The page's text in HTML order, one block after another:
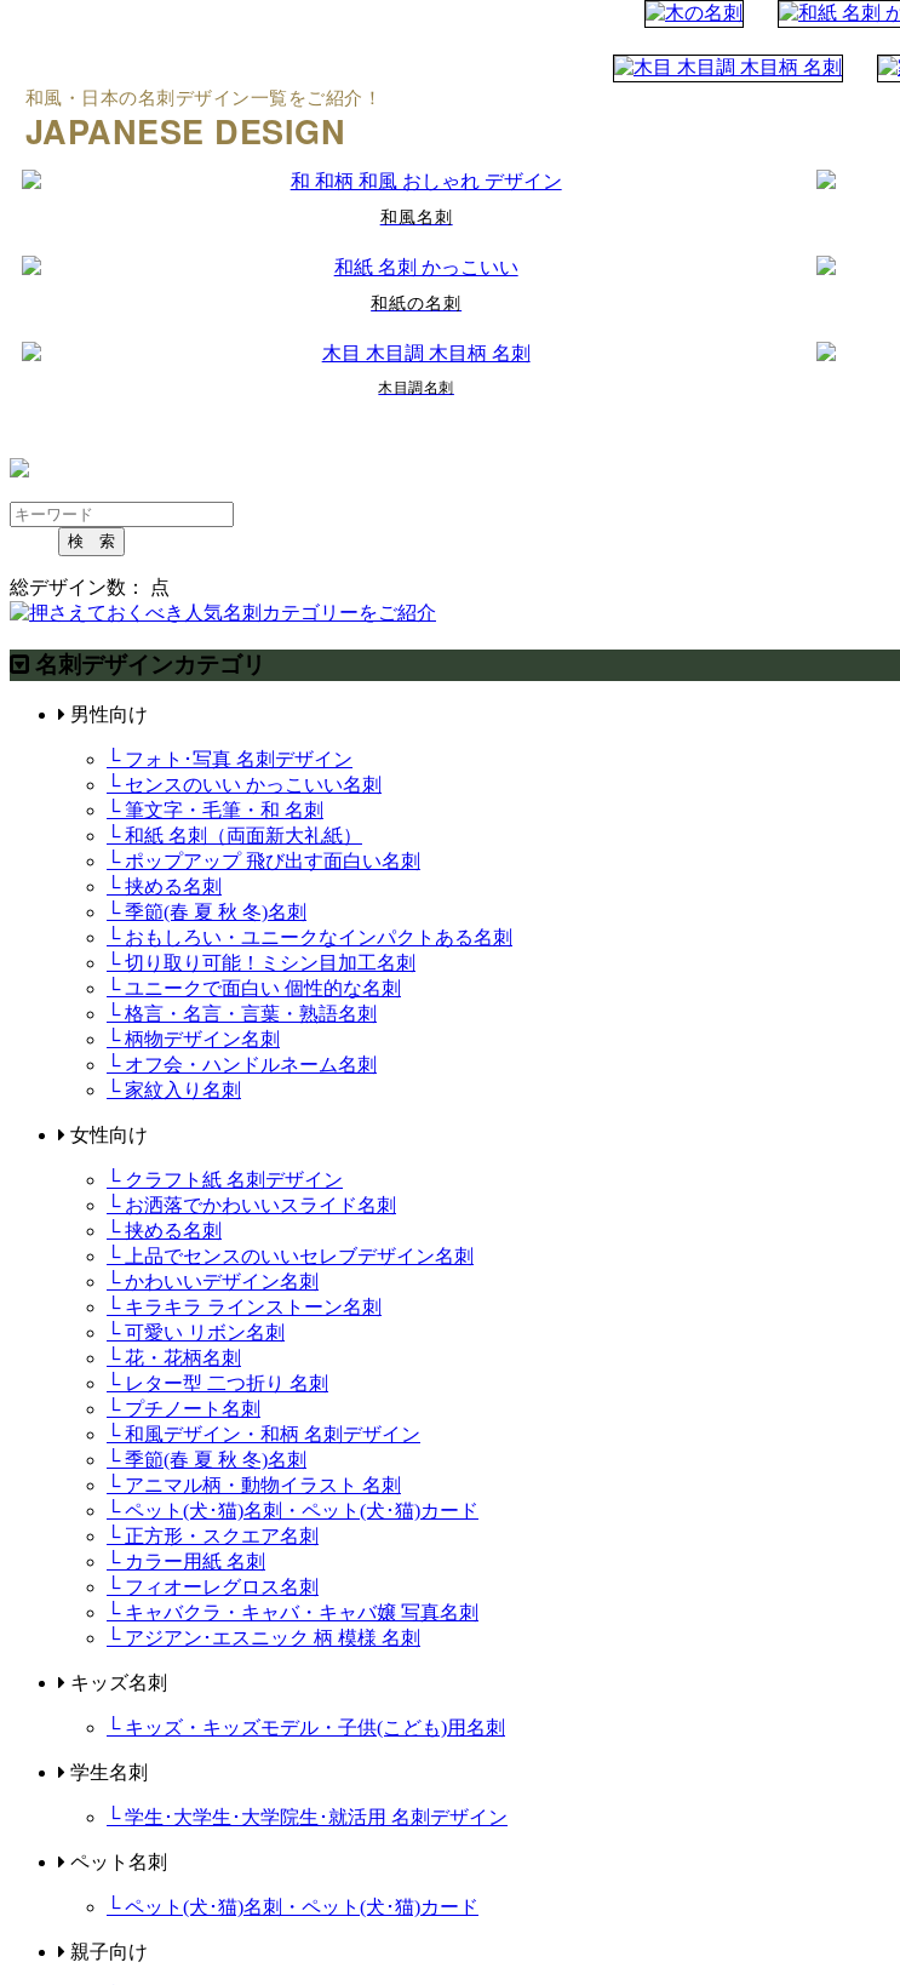
和風・日本の名刺デザイン一覧をご紹介！
JAPANESE DESIGN
和風名刺
和紙の名刺
木目調名刺
検 索
総デザイン数： 点
名刺デザインカテゴリ
男性向け
└ フォト･写真 名刺デザイン
└ センスのいい かっこいい名刺
└ 筆文字・毛筆・和 名刺
└ 和紙 名刺（両面新大礼紙）
└ ポップアップ 飛び出す面白い名刺
└ 挟める名刺
└ 季節(春 夏 秋 冬)名刺
└ おもしろい・ユニークなインパクトある名刺
└ 切り取り可能！ミシン目加工名刺
└ ユニークで面白い 個性的な名刺
└ 格言・名言・言葉・熟語名刺
└ 柄物デザイン名刺
└ オフ会・ハンドルネーム名刺
└ 家紋入り名刺
女性向け
└ クラフト紙 名刺デザイン
└ お洒落でかわいいスライド名刺
└ 挟める名刺
└ 上品でセンスのいいセレブデザイン名刺
└ かわいいデザイン名刺
└ キラキラ ラインストーン名刺
└ 可愛い リボン名刺
└ 花・花柄名刺
└ レター型 二つ折り 名刺
└ プチノート名刺
└ 和風デザイン・和柄 名刺デザイン
└ 季節(春 夏 秋 冬)名刺
└ アニマル柄・動物イラスト 名刺
└ ペット(犬･猫)名刺・ペット(犬･猫)カード
└ 正方形・スクエア名刺
└ カラー用紙 名刺
└ フィオーレグロス名刺
└ キャバクラ・キャバ・キャバ嬢 写真名刺
└ アジアン･エスニック 柄 模様 名刺
キッズ名刺
└ キッズ・キッズモデル・子供(こども)用名刺
学生名刺
└ 学生･大学生･大学院生･就活用 名刺デザイン
ペット名刺
└ ペット(犬･猫)名刺・ペット(犬･猫)カード
親子向け